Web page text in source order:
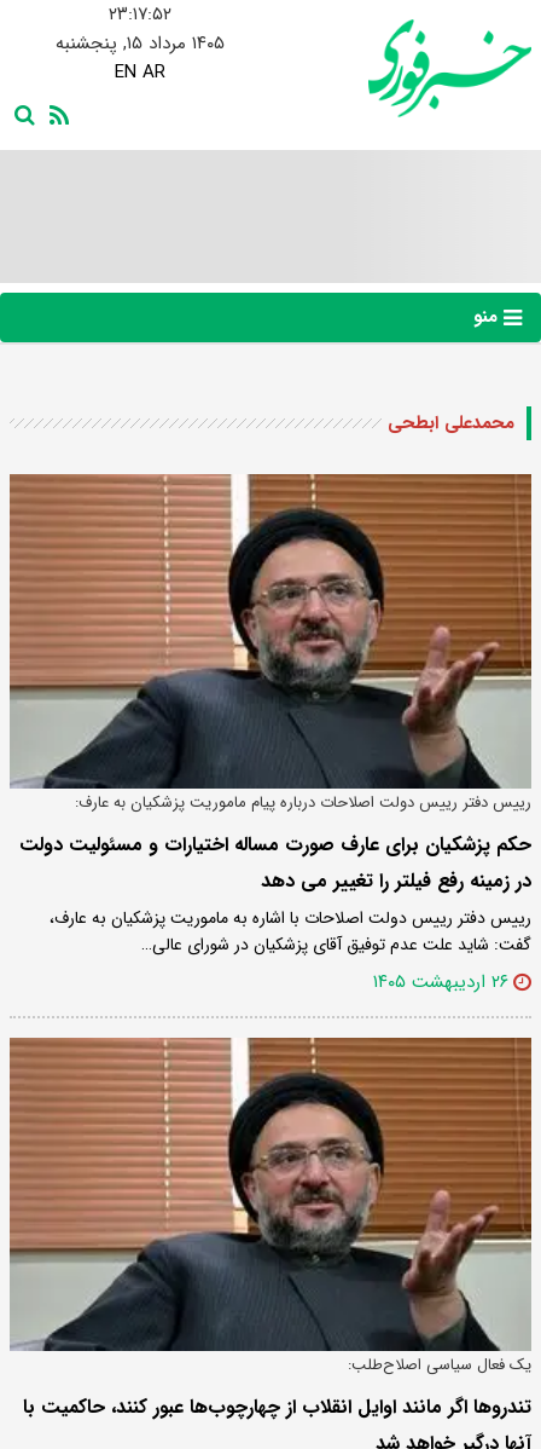
۲۳:۱۷:۵۳
۱۴۰۵ مرداد ۱۵, پنجشنبه
EN AR
منو
محمدعلی ابطحی
رییس دفتر رییس دولت اصلاحات درباره پیام ماموریت پزشکیان به عارف:
حکم پزشکیان برای عارف صورت مساله اختیارات و مسئولیت دولت
در زمینه رفع فیلتر را تغییر می دهد
رییس دفتر رییس دولت اصلاحات با اشاره به ماموریت پزشکیان به عارف،
گفت: شاید علت عدم توفیق آقای پزشکیان در شورای عالی…
۲۶ اردیبهشت ۱۴۰۵
یک فعال سیاسی اصلاح‌طلب:
تندروها اگر مانند اوایل انقلاب از چهارچوب‌ها عبور کنند، حاکمیت با